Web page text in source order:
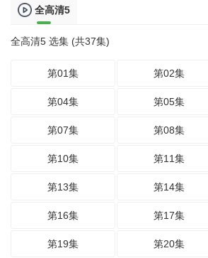
全高清5
全高清5 选集 (共37集)
第01集 第02集
第04集 第05集
第07集 第08集
第10集 第11集
第13集 第14集
第16集 第17集
第19集 第20集